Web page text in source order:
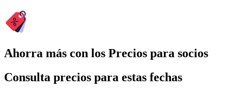
Ahorra más con los Precios para socios
Consulta precios para estas fechas